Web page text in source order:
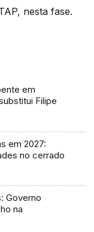
nesta fase.
em
Filipe
em 2027:
no cerrado
Governo
na